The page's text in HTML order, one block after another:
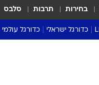
בחירות תרבות סלבס
כדורגל ישראלי כדורגל עולמי